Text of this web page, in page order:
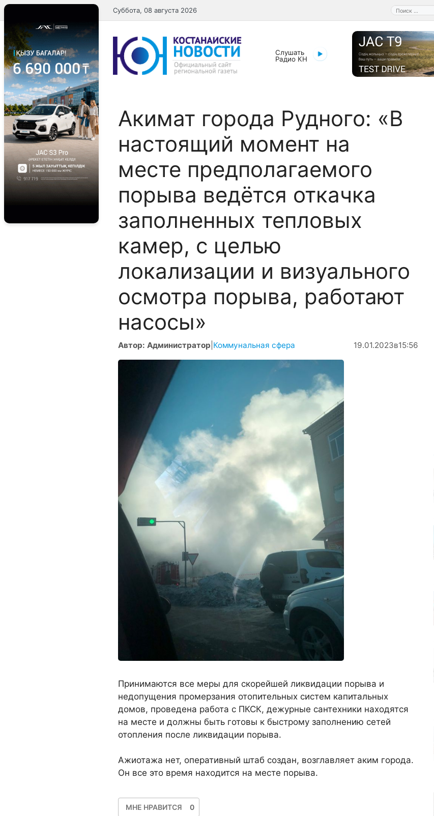
Перейти
к
содержимому
Поиск:
Суббота, 08 августа 2026
Слушать
Радио КН
Акимат города Рудного: «В
настоящий момент на
месте предполагаемого
порыва ведётся откачка
заполненных тепловых
камер, с целью
локализации и визуального
осмотра порыва, работают
насосы»
Автор: Администратор Коммунальная сфера 19.01.2023в15:56
Принимаются все меры для скорейшей ликвидации порыва и
недопущения промерзания отопительных систем капитальных
домов, проведена работа с ПКСК, дежурные сантехники находятся
на месте и должны быть готовы к быстрому заполнению сетей
отопления после ликвидации порыва.
Ажиотажа нет, оперативный штаб создан, возглавляет аким города.
Он все это время находится на месте порыва.
МНЕ НРАВИТСЯ 0